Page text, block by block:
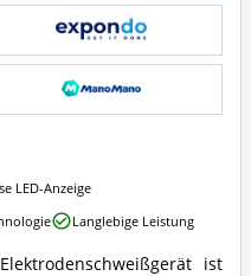
ist
LED-Anzeige
Langlebige Leistung